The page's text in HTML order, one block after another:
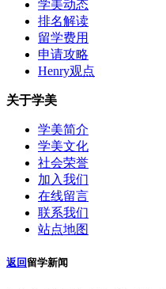
学美动态
排名解读
留学费用
申请攻略
Henry观点
关于学美
学美简介
学美文化
社会荣誉
加入我们
在线留言
联系我们
站点地图
返回 留学新闻